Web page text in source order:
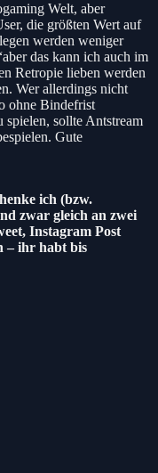
Welt, aber
die größten Wert auf
werden weniger
das kann ich auch im
Retropie lieben werden
Wer allerdings nicht
ohne Bindefrist
spielen, sollte Antstream
Gute
ich (bzw.
zwar gleich an zwei
Instagram Post
– ihr habt bis